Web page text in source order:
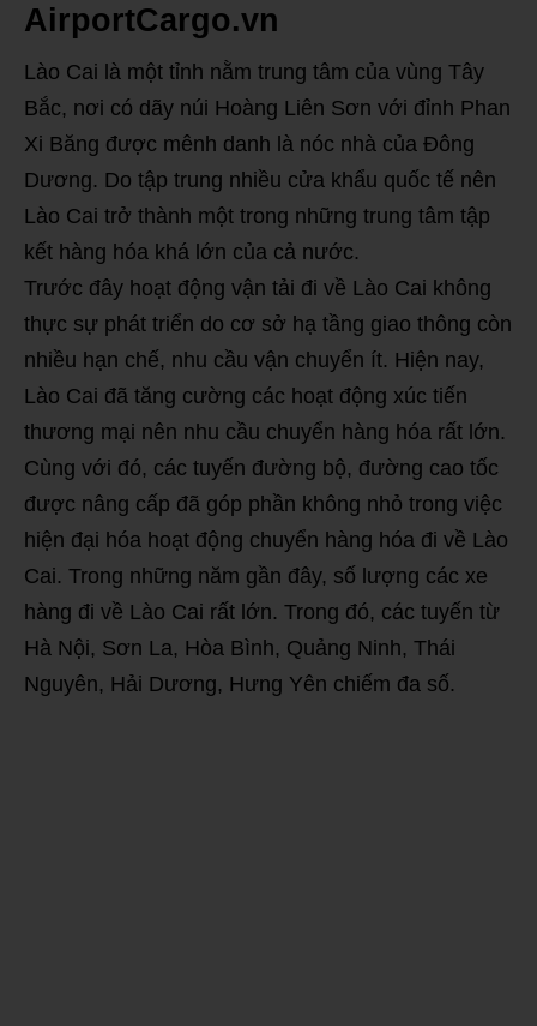
AirportCargo.vn
Lào Cai là một tỉnh nằm trung tâm của vùng Tây
Bắc, nơi có dãy núi Hoàng Liên Sơn với đỉnh Phan
Xi Băng được mênh danh là nóc nhà của Đông
Dương. Do tập trung nhiều cửa khẩu quốc tế nên
Lào Cai trở thành một trong những trung tâm tập
kết hàng hóa khá lớn của cả nước.
Trước đây hoạt động vận tải đi về Lào Cai không
thực sự phát triển do cơ sở hạ tầng giao thông còn
nhiều hạn chế, nhu cầu vận chuyển ít. Hiện nay,
Lào Cai đã tăng cường các hoạt động xúc tiến
thương mại nên nhu cầu chuyển hàng hóa rất lớn.
Cùng với đó, các tuyến đường bộ, đường cao tốc
được nâng cấp đã góp phần không nhỏ trong việc
hiện đại hóa hoạt động chuyển hàng hóa đi về Lào
Cai. Trong những năm gần đây, số lượng các xe
hàng đi về Lào Cai rất lớn. Trong đó, các tuyến từ
Hà Nội, Sơn La, Hòa Bình, Quảng Ninh, Thái
Nguyên, Hải Dương, Hưng Yên chiếm đa số.